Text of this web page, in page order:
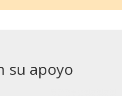
su apoyo